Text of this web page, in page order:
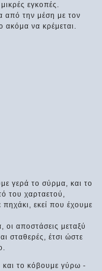
εγκοπές.
από την μέση με τον
ακόμα να κρέμεται.
γερά το σύρμα, και το
του χαρταετού,
εκεί που έχουμε
αποστάσεις μεταξύ
σταθερές, έτσι ώστε
και το κόβουμε γύρω -